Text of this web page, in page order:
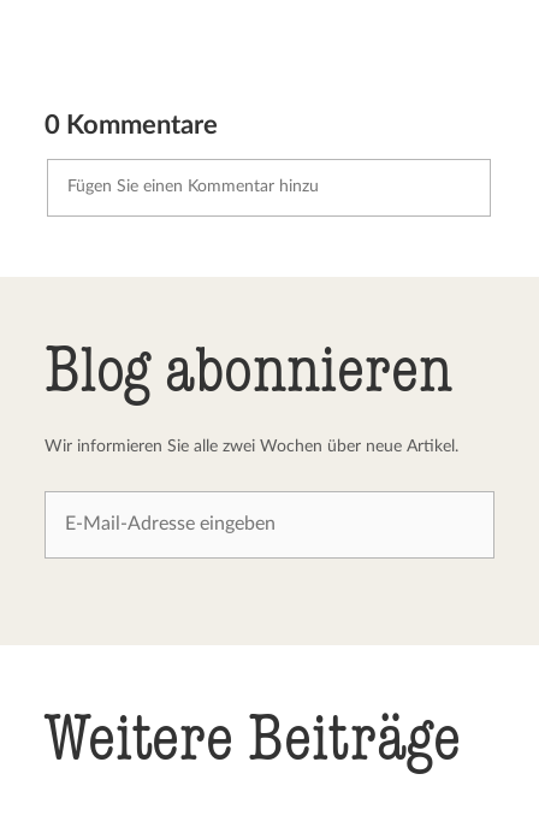
0 Kommentare
Blog abonnieren
Wir informieren Sie alle zwei Wochen über neue Artikel.
Weitere Beiträge